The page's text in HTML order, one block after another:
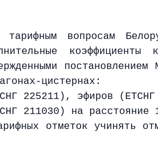
вопросам
цистернах:
225211), эфиров
211030) на расстояние
отметок учинять